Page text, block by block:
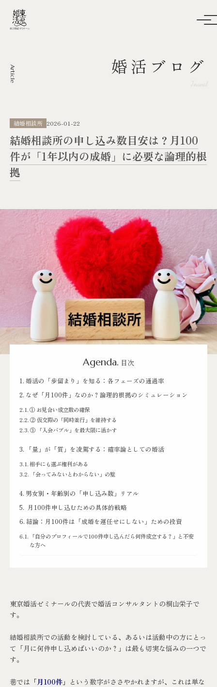
Article 婚活ブログ
Journal
結婚相談所 2026-01-22
結婚相談所の申し込み数目安は？月100
件が「1年以内の成婚」に必要な論理的根
拠
Agenda. 目次
婚活の「歩留まり」を知る：各フェーズの通過率
なぜ「月100件」なのか？論理的根拠のシミュレーション
① お見合い成立数の確保
② 仮交際の「同時並行」を維持する
③ 「入会バブル」を最大限に活かす
「量」が「質」を凌駕する：確率論としての婚活
相手にも選ぶ権利がある
「会ってみないとわからない」の壁
男女別・年齢別の「申し込み数」リアル
月100件申し込むための具体的戦略
結論：月100件は「成婚を運任せにしない」ための投資
「自分のプロフィールで100件申し込んだら何件成立する？」と不安
な方へ
東京婚活ゼミナールの代表で婚活コンサルタントの桐山栄子で
す。
結婚相談所での活動を検討している、あるいは活動中の方にとっ
て「月に何件申し込めばいいのか？」は最も切実な悩みの一つで
す。
巷では 「月100件」 という数字がささやかれますが、これは単な